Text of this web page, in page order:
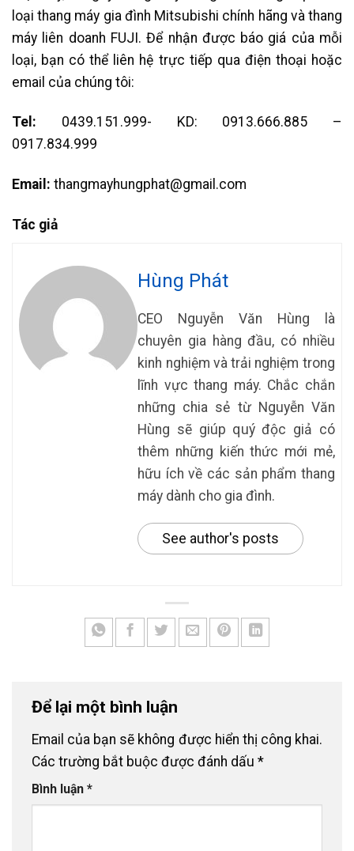
loại thang máy gia đình Mitsubishi chính hãng và thang
máy liên doanh FUJI. Để nhận được báo giá của mỗi
loại, bạn có thể liên hệ trực tiếp qua điện thoại hoặc
email của chúng tôi:
Tel: 0439.151.999- KD: 0913.666.885 –
0917.834.999
Email: thangmayhungphat@gmail.com
Tác giả
Hùng Phát
CEO Nguyễn Văn Hùng là
chuyên gia hàng đầu, có nhiều
kinh nghiệm và trải nghiệm trong
lĩnh vực thang máy. Chắc chắn
những chia sẻ từ Nguyễn Văn
Hùng sẽ giúp quý độc giả có
thêm những kiến thức mới mẻ,
hữu ích về các sản phẩm thang
máy dành cho gia đình.
See author's posts
Để lại một bình luận
Email của bạn sẽ không được hiển thị công khai.
Các trường bắt buộc được đánh dấu *
Bình luận *